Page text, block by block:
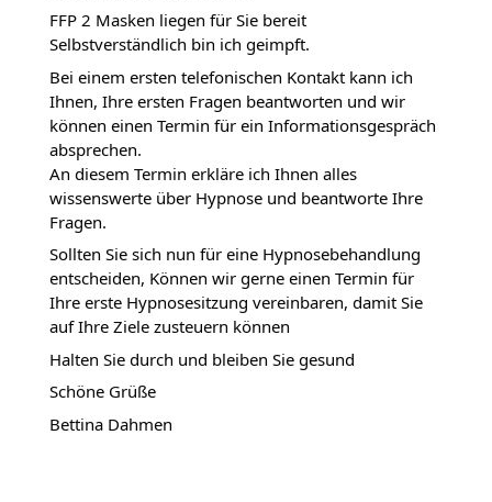
FFP 2 Masken liegen für Sie bereit
Selbstverständlich bin ich geimpft.
Bei einem ersten telefonischen Kontakt kann ich
Ihnen, Ihre ersten Fragen beantworten und wir
können einen Termin für ein Informationsgespräch
absprechen.
An diesem Termin erkläre ich Ihnen alles
wissenswerte über Hypnose und beantworte Ihre
Fragen.
Sollten Sie sich nun für eine Hypnosebehandlung
entscheiden, Können wir gerne einen Termin für
Ihre erste Hypnosesitzung vereinbaren, damit Sie
auf Ihre Ziele zusteuern können
Halten Sie durch und bleiben Sie gesund
Schöne Grüße
Bettina Dahmen